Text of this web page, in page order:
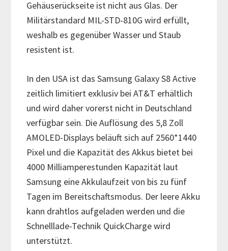
Gehäuserückseite ist nicht aus Glas. Der
Militärstandard MIL-STD-810G wird erfüllt,
weshalb es gegenüber Wasser und Staub
resistent ist.
In den USA ist das Samsung Galaxy S8 Active
zeitlich limitiert exklusiv bei AT&T erhältlich
und wird daher vorerst nicht in Deutschland
verfügbar sein. Die Auflösung des 5,8 Zoll
AMOLED-Displays beläuft sich auf 2560*1440
Pixel und die Kapazität des Akkus bietet bei
4000 Milliamperestunden Kapazität laut
Samsung eine Akkulaufzeit von bis zu fünf
Tagen im Bereitschaftsmodus. Der leere Akku
kann drahtlos aufgeladen werden und die
Schnelllade-Technik QuickCharge wird
unterstützt.